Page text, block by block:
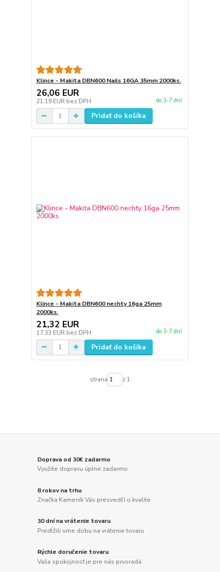
Klince - Makita DBN600 Nails 16GA 35mm 2000ks.
26,06 EUR
21,19 EUR bez DPH do 3-7 dní
Pridať do košíka
Klince - Makita DBN600 nechty 16ga 25mm
2000ks.
21,32 EUR
17,33 EUR bez DPH do 3-7 dní
Pridať do košíka
strana z 1
Doprava od 30€ zadarmo
Využite dopravu úplne zadarmo
8 rokov na trhu
Značka Kameník Vás presvedčí o kvalite
30 dní na vrátenie tovaru
Predĺžili sme dobu na vrátenie tovaru
Rýchle doručenie tovaru
Vaša spokojnosť je pre nás prvoradá